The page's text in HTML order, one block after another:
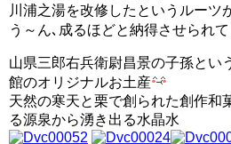
川浦之湯を改修したというルーツ
う～ん､成るほどと納得させられ
山県三郎右兵衛尉昌景の子孫とい
館のオリジナルお土産
天然の寒天と栗で創られた創作和
る源泉から湧き出る水晶水